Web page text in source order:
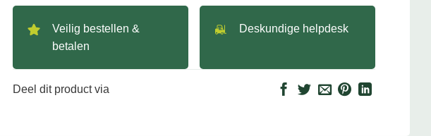
Veilig bestellen &
betalen
Deskundige helpdesk
Deel dit product via